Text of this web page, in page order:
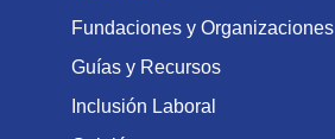
Fundaciones y Organizaciones
Guías y Recursos
Inclusión Laboral